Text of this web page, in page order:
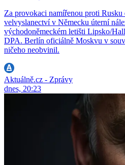
Za provokaci namířenou proti Rusku
velvyslanectví v Německu úterní
východoněmeckém letišti Lipsko/
DPA. Berlín oficiálně Moskvu v
ničeho neobvinil.
Aktuálně.cz - Zprávy
dnes, 20:23